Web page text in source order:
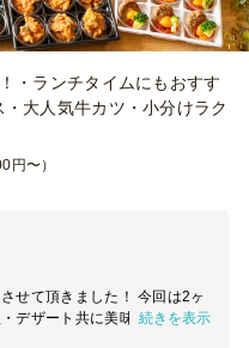
・ランチタイムにもおすす
大人気牛カツ・小分けラク
円〜）
せて頂きました！ 今回は2ヶ
デザート共に美味しかったで
続きを表示